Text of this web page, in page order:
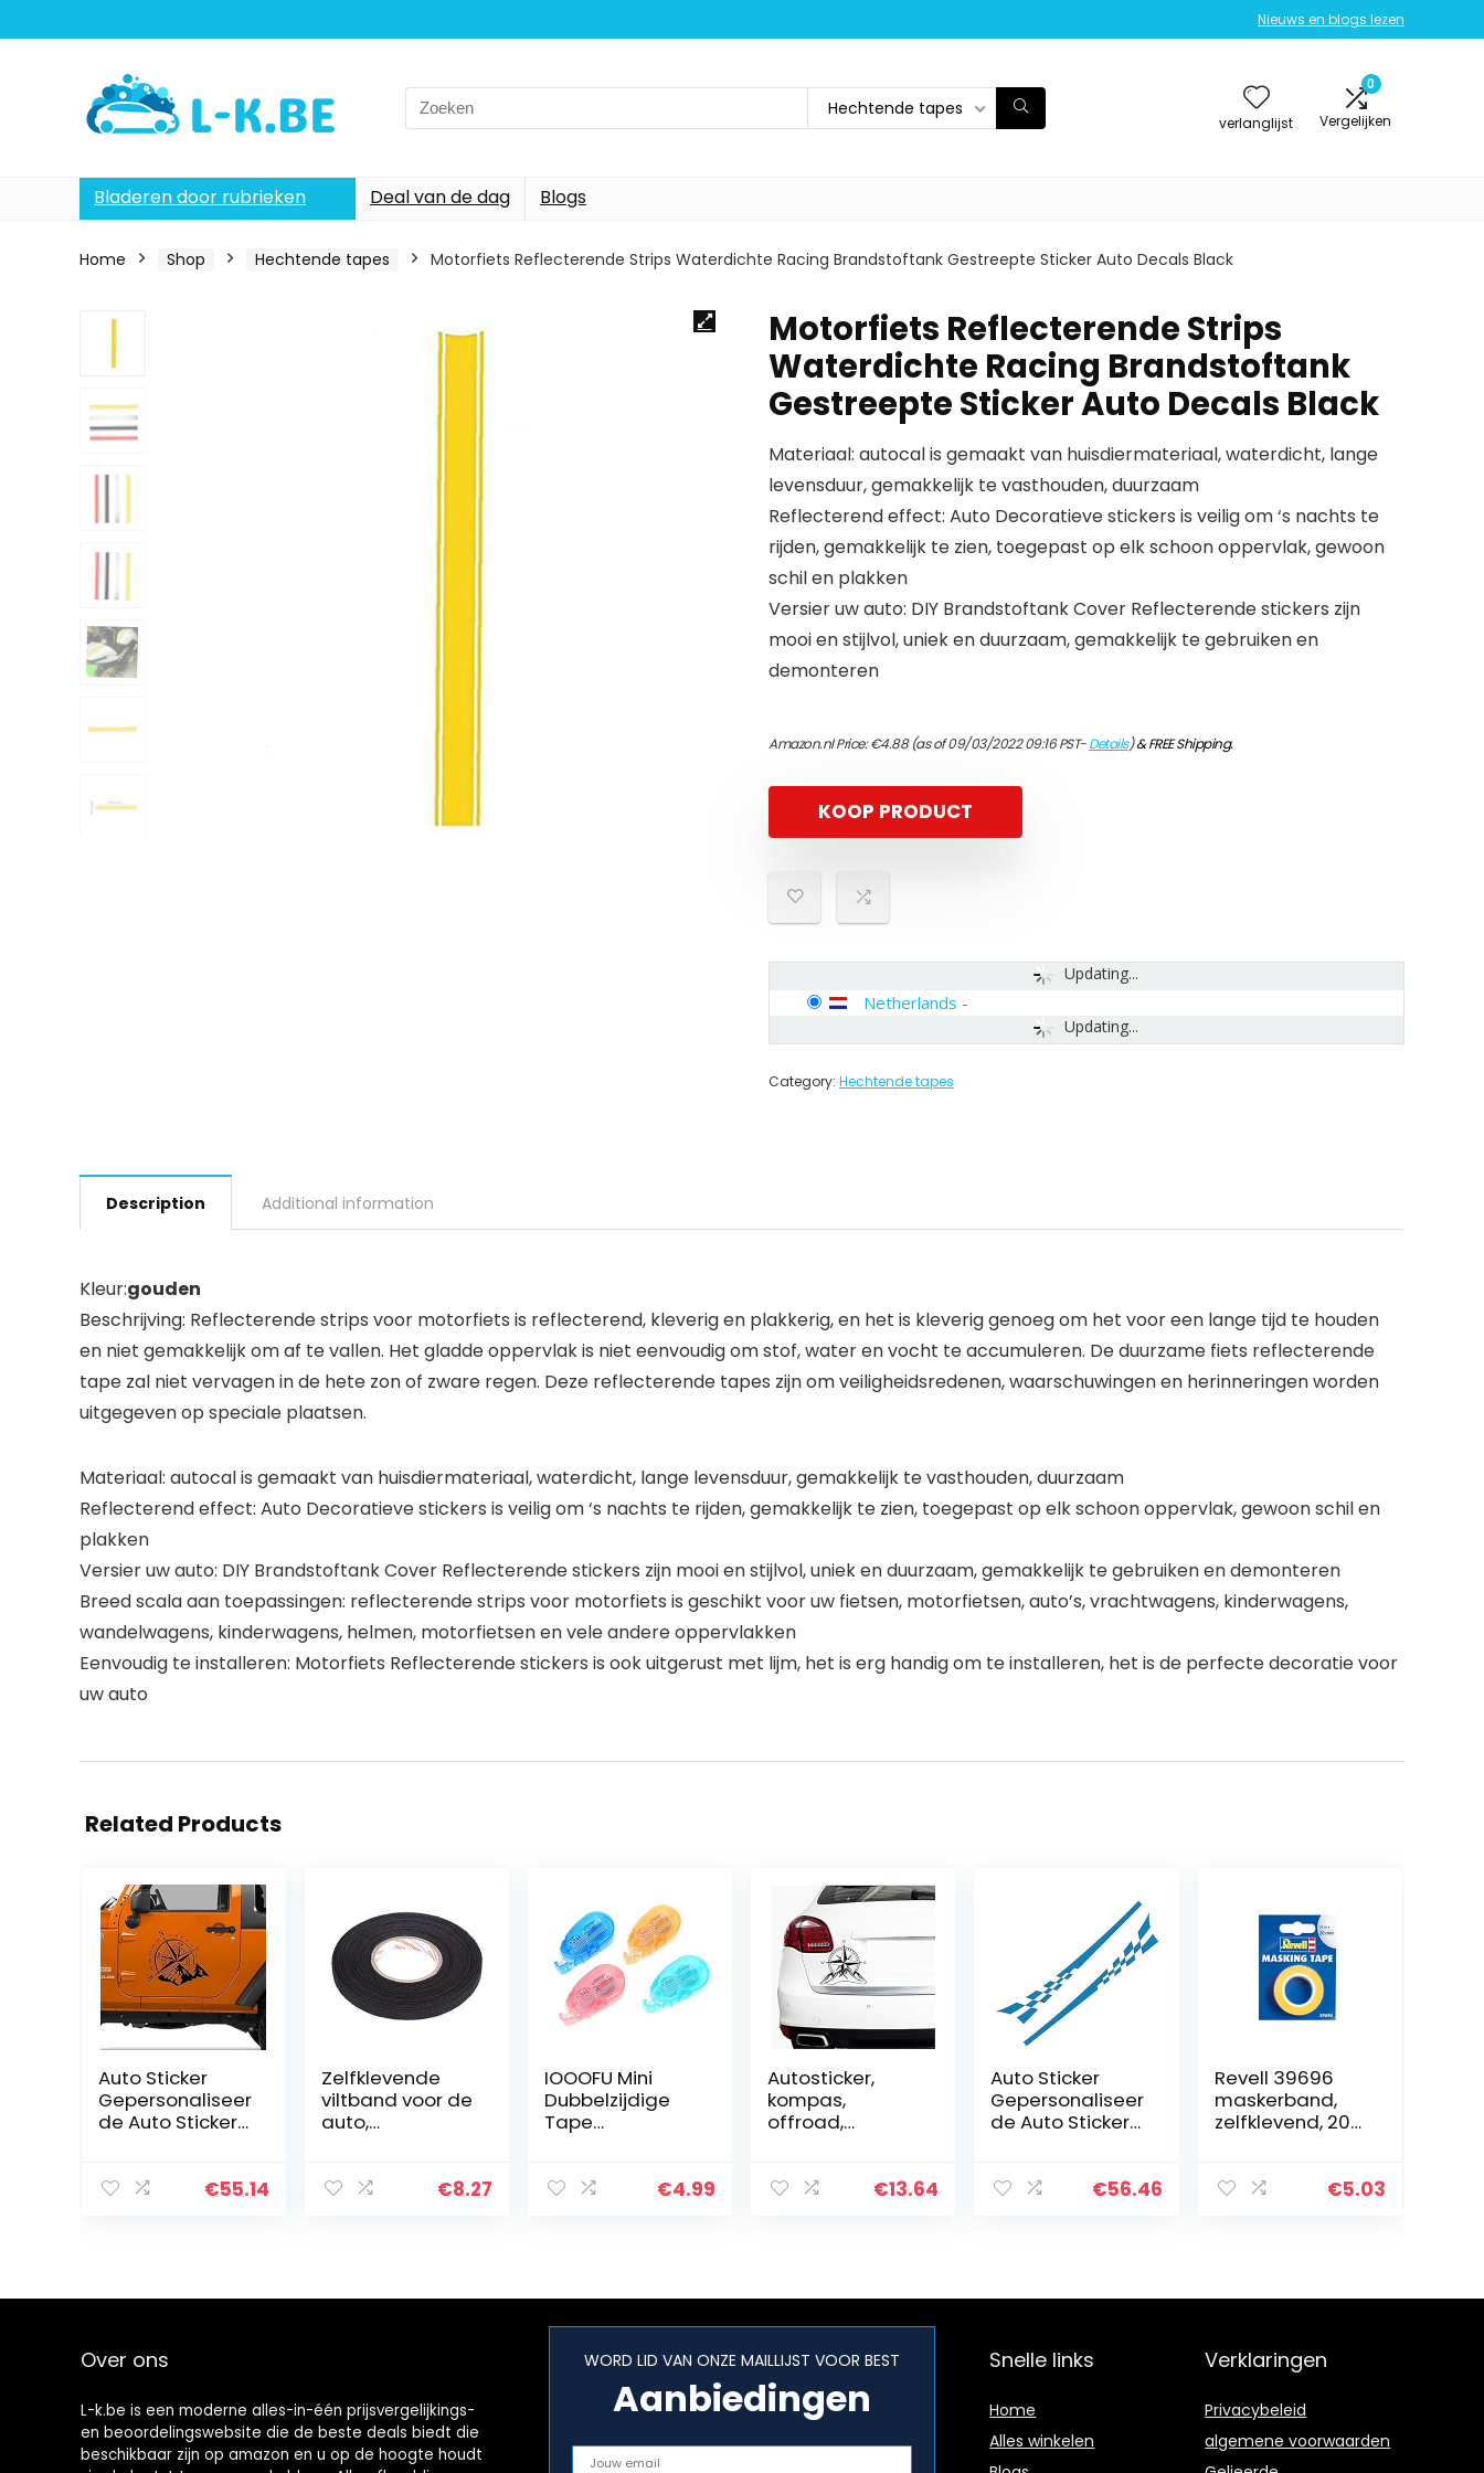
Nieuws en blogs lezen
Search
for:
Hechtende tapes
verlanglijst
0
Vergelijken
Bladeren door rubrieken Deal van de dag Blogs
Home Shop Hechtende tapes Motorfiets Reflecterende Strips Waterdichte Racing Brandstoftank Gestreepte Sticker Auto Decals Black
Motorfiets Reflecterende Strips
Waterdichte Racing Brandstoftank
Gestreepte Sticker Auto Decals Black
Materiaal: autocal is gemaakt van huisdiermateriaal, waterdicht, lange
levensduur, gemakkelijk te vasthouden, duurzaam
Reflecterend effect: Auto Decoratieve stickers is veilig om ‘s nachts te
rijden, gemakkelijk te zien, toegepast op elk schoon oppervlak, gewoon
schil en plakken
Versier uw auto: DIY Brandstoftank Cover Reflecterende stickers zijn
mooi en stijlvol, uniek en duurzaam, gemakkelijk te gebruiken en
demonteren
Amazon.nl Price:€4.88(as of 09/03/2022 09:16 PST-Details)&FREE Shipping.
KOOP PRODUCT
Updating...
Updating...
Netherlands -
Category: Hechtende tapes
Description Additional information
Kleur:gouden
Beschrijving: Reflecterende strips voor motorfiets is reflecterend, kleverig en plakkerig, en het is kleverig genoeg om het voor een lange tijd te houden
en niet gemakkelijk om af te vallen. Het gladde oppervlak is niet eenvoudig om stof, water en vocht te accumuleren. De duurzame fiets reflecterende
tape zal niet vervagen in de hete zon of zware regen. Deze reflecterende tapes zijn om veiligheidsredenen, waarschuwingen en herinneringen worden
uitgegeven op speciale plaatsen.
Materiaal: autocal is gemaakt van huisdiermateriaal, waterdicht, lange levensduur, gemakkelijk te vasthouden, duurzaam
Reflecterend effect: Auto Decoratieve stickers is veilig om ‘s nachts te rijden, gemakkelijk te zien, toegepast op elk schoon oppervlak, gewoon schil en
plakken
Versier uw auto: DIY Brandstoftank Cover Reflecterende stickers zijn mooi en stijlvol, uniek en duurzaam, gemakkelijk te gebruiken en demonteren
Breed scala aan toepassingen: reflecterende strips voor motorfiets is geschikt voor uw fietsen, motorfietsen, auto’s, vrachtwagens, kinderwagens,
wandelwagens, kinderwagens, helmen, motorfietsen en vele andere oppervlakken
Eenvoudig te installeren: Motorfiets Reflecterende stickers is ook uitgerust met lijm, het is erg handig om te installeren, het is de perfecte decoratie voor
uw auto
Related Products
Auto Sticker
Gepersonaliseer
de Auto Stickers
Auto Styling€55.14
Zelfklevende
viltband voor de
auto,
zelfklevend,
€8.27
IOOOFU Mini
Dubbelzijdige
Tape
Dot Petit
€4.99
Autosticker,
kompas,
offroad,
auto, motorfiets,
€13.64
Auto Sticker
Gepersonaliseer
de Auto Stickers
Styling Stick€56.46
Revell 39696
maskerband,
zelfklevend, 20
€5.03
Over ons
L-k.be is een moderne alles-in-één prijsvergelijkings-
en beoordelingswebsite die de beste deals biedt die
beschikbaar zijn op amazon en u op de hoogte houdt
WORD LID VAN ONZE MAILLIJST VOOR BEST
Aanbiedingen
Snelle links
Home
Alles winkelen
Verklaringen
Privacybeleid
algemene voorwaarden